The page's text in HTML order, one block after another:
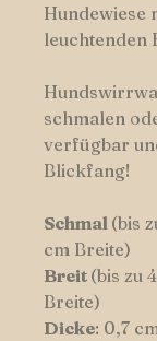
Hundewiese
leuchtenden
schmalen
verfügbar
Blickfang!
Schmal (bis
cm Breite)
Breit (bis zu
Breite)
Dicke: 0,7